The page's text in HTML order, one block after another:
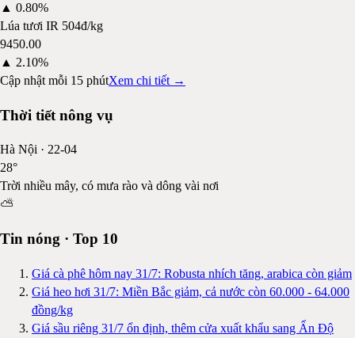
▲ 0.80%
Lúa tươi IR 504đ/kg
9450.00
▲ 2.10%
Cập nhật mỗi 15 phútXem chi tiết →
Thời tiết nông vụ
Hà Nội · 22-04
28°
Trời nhiều mây, có mưa rào và dông vài nơi
⛅
Tin nóng · Top 10
Giá cà phê hôm nay 31/7: Robusta nhích tăng, arabica còn giảm
Giá heo hơi 31/7: Miền Bắc giảm, cả nước còn 60.000 - 64.000
đồng/kg
Giá sầu riêng 31/7 ổn định, thêm cửa xuất khẩu sang Ấn Độ